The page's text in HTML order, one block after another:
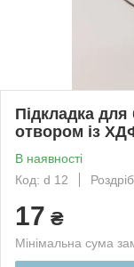
Підкладка для
отвором із
В наявності
Код: d 12
Роздріб
17 ₴
Мінімальна сума